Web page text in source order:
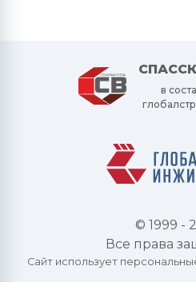
в
© 1999 -
Все права
Сайт использует